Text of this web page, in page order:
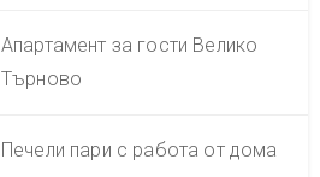
Апартамент за гости Велико
Търново
Печели пари с работа от дома